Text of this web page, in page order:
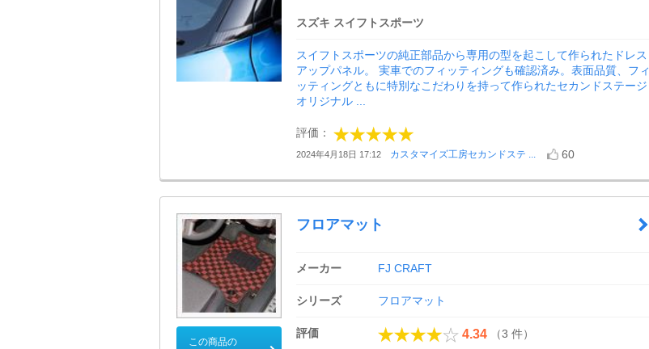
スズキ スイフトスポーツ
スイフトスポーツの純正部品から専用の型を起こして作られたドレス
アップパネル。 実車でのフィッティングも確認済み。表面品質、フィ
ッティングともに特別なこだわりを持って作られたセカンドステージ
オリジナル ...
評価：
2024年4月18日 17:12 カスタマイズ工房セカンドステ ... 60
この商品の
フロアマット
メーカー FJ CRAFT
シリーズ フロアマット
評価 4.34 （3 件）